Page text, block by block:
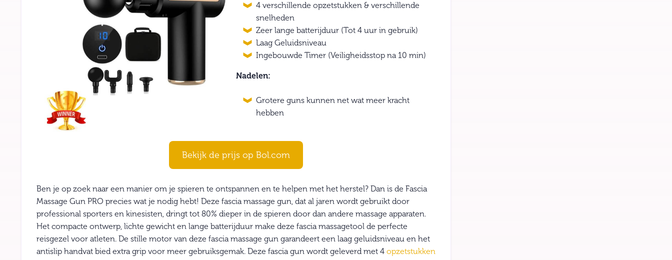
4 verschillende opzetstukken & verschillende
snelheden
Zeer lange batterijduur (Tot 4 uur in gebruik)
Laag Geluidsniveau
Ingebouwde Timer (Veiligheidsstop na 10 min)
Nadelen:
Grotere guns kunnen net wat meer kracht
hebben
Bekijk de prijs op Bol.com
Ben je op zoek naar een manier om je spieren te ontspannen en te helpen met het herstel? Dan is de Fascia
Massage Gun PRO precies wat je nodig hebt! Deze fascia massage gun, dat al jaren wordt gebruikt door
professional sporters en kinesisten, dringt tot 80% dieper in de spieren door dan andere massage apparaten.
Het compacte ontwerp, lichte gewicht en lange batterijduur make deze fascia massagetool de perfecte
reisgezel voor atleten. De stille motor van deze fascia massage gun garandeert een laag geluidsniveau en het
antislip handvat bied extra grip voor meer gebruiksgemak. Deze fascia gun wordt geleverd met 4 opzetstukken